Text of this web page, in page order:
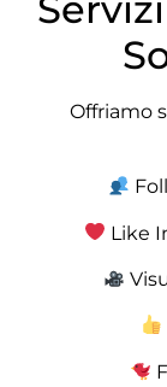
Offriamo
Like